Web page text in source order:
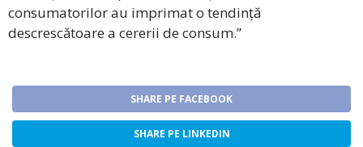
consumatorilor au imprimat o tendință
descrescătoare a cererii de consum.”
SHARE PE FACEBOOK
SHARE PE LINKEDIN